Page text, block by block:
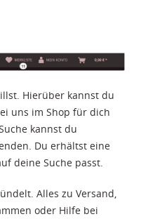
Hierüber kannst du
uns im Shop für dich
kannst du
Du erhältst eine
deine Suche passt.
Alles zu Versand,
oder Hilfe bei